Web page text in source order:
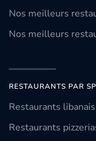
Nos meilleurs
Nos meilleurs
RESTAURANTS PAR
Restaurants libanais
Restaurants